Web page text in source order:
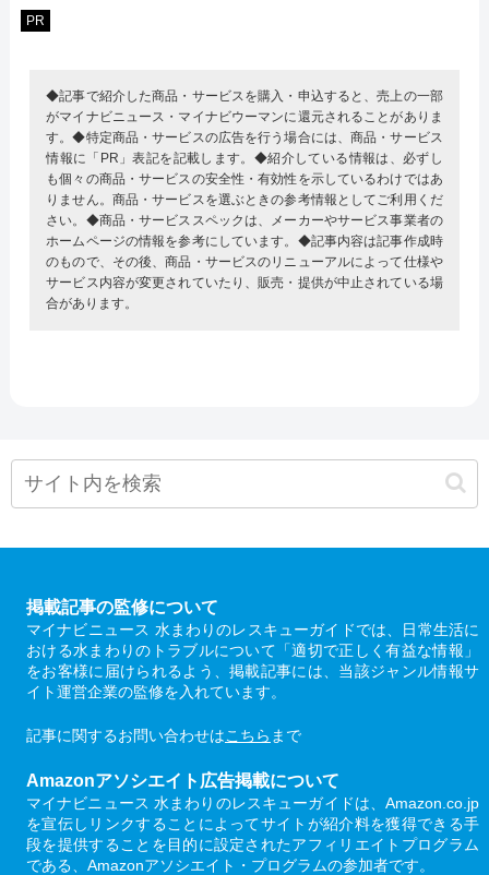
PR
◆記事で紹介した商品・サービスを購入・申込すると、売上の一部
がマイナビニュース・マイナビウーマンに還元されることがありま
す。◆特定商品・サービスの広告を行う場合には、商品・サービス
情報に「PR」表記を記載します。◆紹介している情報は、必ずし
も個々の商品・サービスの安全性・有効性を示しているわけではあ
りません。商品・サービスを選ぶときの参考情報としてご利用くだ
さい。◆商品・サービススペックは、メーカーやサービス事業者の
ホームページの情報を参考にしています。◆記事内容は記事作成時
のもので、その後、商品・サービスのリニューアルによって仕様や
サービス内容が変更されていたり、販売・提供が中止されている場
合があります。
掲載記事の監修について
マイナビニュース 水まわりのレスキューガイドでは、日常生活に
おける水まわりのトラブルについて「適切で正しく有益な情報」
をお客様に届けられるよう、掲載記事には、当該ジャンル情報サ
イト運営企業の監修を入れています。
記事に関するお問い合わせはこちら まで
Amazonアソシエイト広告掲載について
マイナビニュース 水まわりのレスキューガイドは、Amazon.co.jp
を宣伝しリンクすることによってサイトが紹介料を獲得できる手
段を提供することを目的に設定されたアフィリエイトプログラム
である、Amazonアソシエイト・プログラムの参加者です。